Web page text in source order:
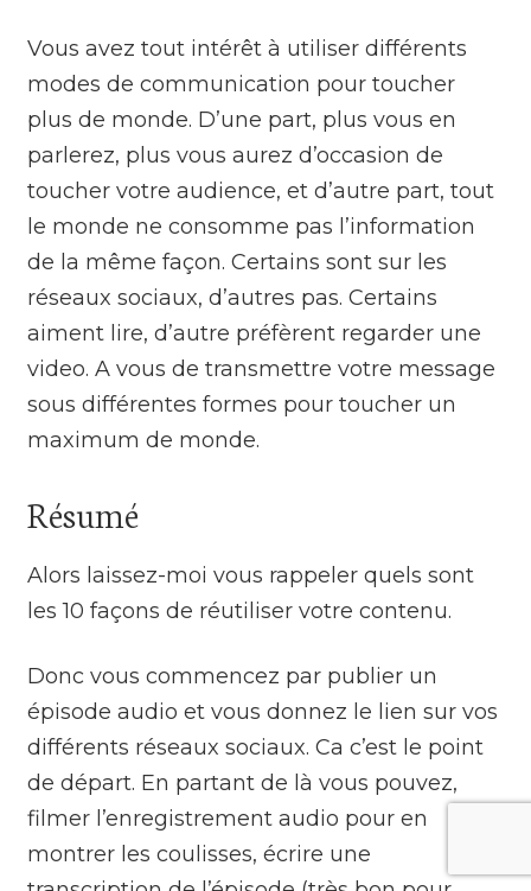
Vous avez tout intérêt à utiliser différents
modes de communication pour toucher
plus de monde. D’une part, plus vous en
parlerez, plus vous aurez d’occasion de
toucher votre audience, et d’autre part, tout
le monde ne consomme pas l’information
de la même façon. Certains sont sur les
réseaux sociaux, d’autres pas. Certains
aiment lire, d’autre préfèrent regarder une
video. A vous de transmettre votre message
sous différentes formes pour toucher un
maximum de monde.
Résumé
Alors laissez-moi vous rappeler quels sont
les 10 façons de réutiliser votre contenu.
Donc vous commencez par publier un
épisode audio et vous donnez le lien sur vos
différents réseaux sociaux. Ca c’est le point
de départ. En partant de là vous pouvez,
filmer l’enregistrement audio pour en
montrer les coulisses, écrire une